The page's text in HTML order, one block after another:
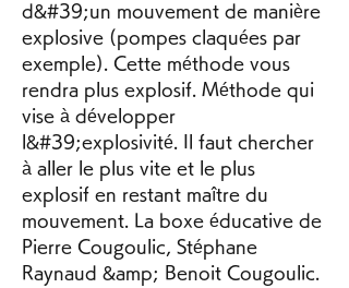
d&#39;un mouvement de manière
explosive (pompes claquées par
exemple). Cette méthode vous
rendra plus explosif. Méthode qui
vise à développer
l&#39;explosivité. Il faut chercher
à aller le plus vite et le plus
explosif en restant maître du
mouvement. La boxe éducative de
Pierre Cougoulic, Stéphane
Raynaud &amp; Benoit Cougoulic.